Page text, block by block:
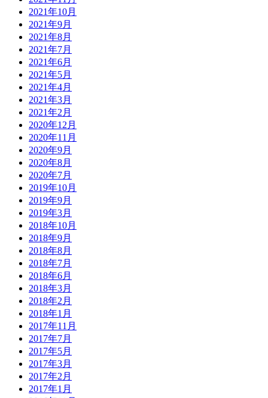
2021年10月
2021年9月
2021年8月
2021年7月
2021年6月
2021年5月
2021年4月
2021年3月
2021年2月
2020年12月
2020年11月
2020年9月
2020年8月
2020年7月
2019年10月
2019年9月
2019年3月
2018年10月
2018年9月
2018年8月
2018年7月
2018年6月
2018年3月
2018年2月
2018年1月
2017年11月
2017年7月
2017年5月
2017年3月
2017年2月
2017年1月